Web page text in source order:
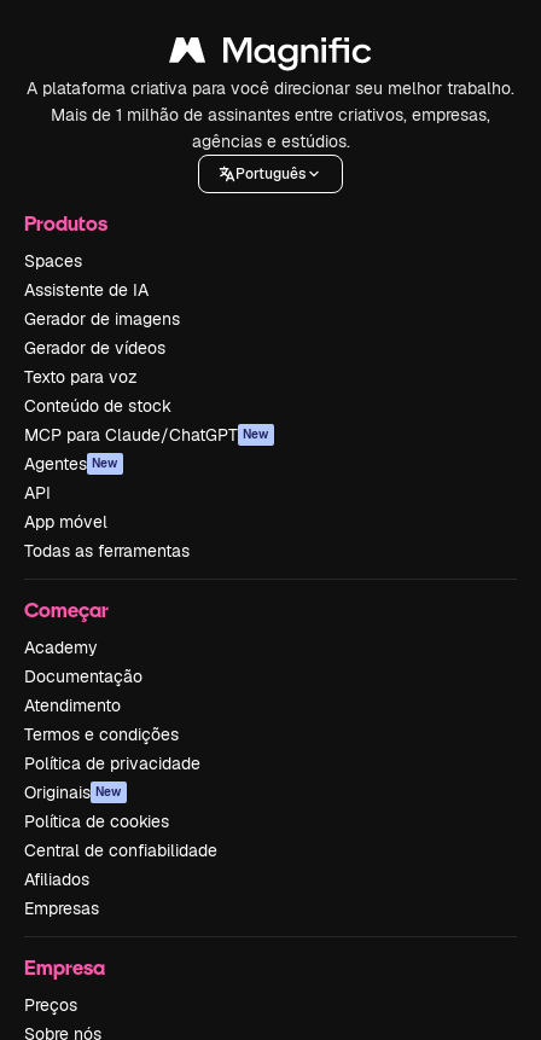
A plataforma criativa para você direcionar seu melhor trabalho.
Mais de 1 milhão de assinantes entre criativos, empresas,
agências e estúdios.
Português
Produtos
Spaces
Assistente de IA
Gerador de imagens
Gerador de vídeos
Texto para voz
Conteúdo de stock
MCP para Claude/ChatGPT New
Agentes New
API
App móvel
Todas as ferramentas
Começar
Academy
Documentação
Atendimento
Termos e condições
Política de privacidade
Originais New
Política de cookies
Central de confiabilidade
Afiliados
Empresas
Empresa
Preços
Sobre nós